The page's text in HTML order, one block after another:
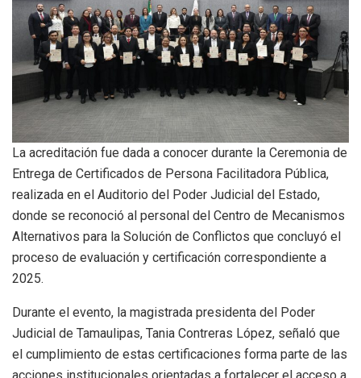
La acreditación fue dada a conocer durante la Ceremonia de
Entrega de Certificados de Persona Facilitadora Pública,
realizada en el Auditorio del Poder Judicial del Estado,
donde se reconoció al personal del Centro de Mecanismos
Alternativos para la Solución de Conflictos que concluyó el
proceso de evaluación y certificación correspondiente a
2025.
Durante el evento, la magistrada presidenta del Poder
Judicial de Tamaulipas, Tania Contreras López, señaló que
el cumplimiento de estas certificaciones forma parte de las